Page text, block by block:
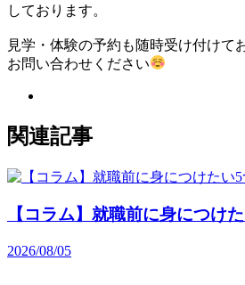
しております。
見学・体験の予約も随時受け付けて
お問い合わせください
関連記事
【コラム】就職前に身につけ
2026/08/05